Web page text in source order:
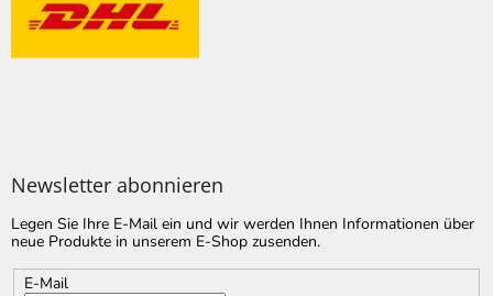
Newsletter abonnieren
Legen Sie Ihre E-Mail ein und wir werden Ihnen Informationen über
neue Produkte in unserem E-Shop zusenden.
E-Mail